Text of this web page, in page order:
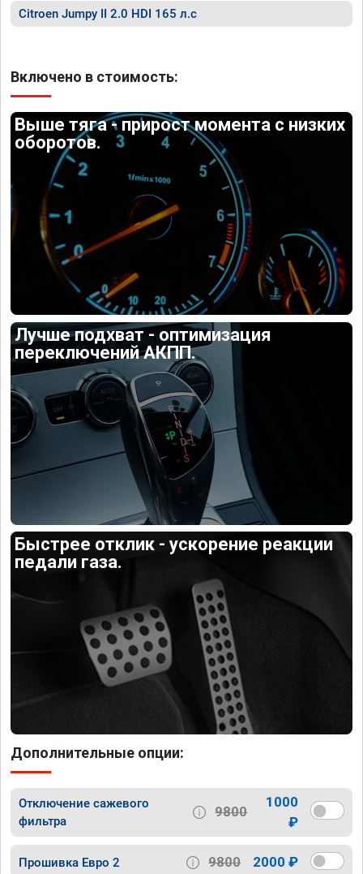
Citroen Jumpy II 2.0 HDI 165 л.с
Включено в стоимость:
Выше тяга - прирост момента с низких
оборотов.
Лучше подхват - оптимизация
переключений АКПП.
Быстрее отклик - ускорение реакции
педали газа.
Дополнительные опции:
Отключение сажевого
фильтра
9800
1000
₽
Прошивка Евро 2 9800 2000 ₽